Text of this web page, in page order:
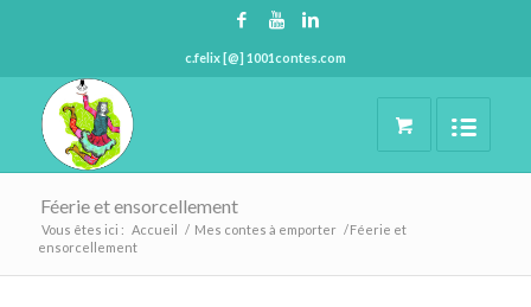
c.felix [@] 1001contes.com
Féerie et ensorcellement
Vous êtes ici : Accueil / Mes contes à emporter /Féerie et
ensorcellement